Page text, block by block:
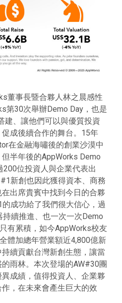
董事長暨合夥人林之晨感性
第30次舉辦Demo Day，也是
建、讓他們可以與優質投資
成後續合作的舞台。15年
在金融海嘯後的創業沙漠中
半年後的AppWorks Demo
位投資人與企業代表出
新創也因此獲得資本、商務
出席貴賓中找到今日的合夥
成功給了我們很大信心，過
續推進、也一次一次Demo
有累積，如今AppWorks校友
體加總年營業額近4,800億新
續貢獻台灣新創生態，讓當
雨林。本次登場的AW#30團
成績，值得投資人、企業夥
，在未來會產生巨大的效